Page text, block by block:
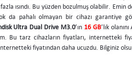
ısındı. Bu yüzden bozulmuş olabilir. Emin
da pahalı olmayan bir cihazı garantiye
Ultra Dual Drive M3.0’ın 16 GB’lık
Bu tarz cihazların fiyatları, internetteki
fiyatından daha ucuzdu. Bilginiz